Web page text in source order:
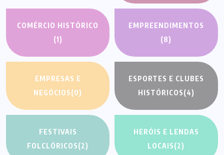
COMÉRCIO HISTÓRICO
(1)
EMPREENDIMENTOS
(8)
EMPRESAS E
NEGÓCIOS(0)
ESPORTES E CLUBES
HISTÓRICOS(4)
FESTIVAIS
FOLCLÓRICOS(2)
HERÓIS E LENDAS
LOCAIS(2)